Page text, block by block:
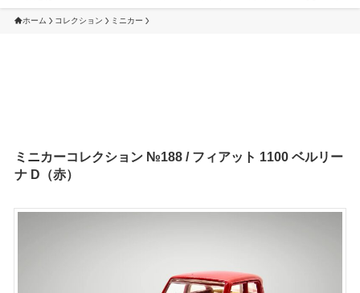
ホーム コレクション ミニカー
ミニカーコレクション №188 / フィアット 1100 ベルリー
ナ D（赤）